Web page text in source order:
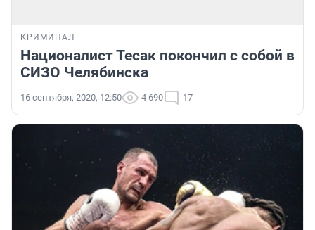
КРИМИНАЛ
Националист Тесак покончил с собой в
СИЗО Челябинска
16 сентября, 2020, 12:50 4 690 17